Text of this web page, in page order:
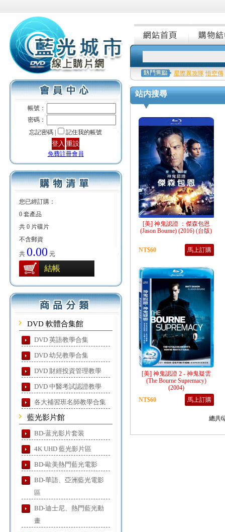
帳號：
密碼：
忘記密碼 |
記住我的帳號
免費註冊會員
您已經訂購：
0 套產品
共 0 片碟片
不含郵資
共 0.00 元
結帳
DVD 軟體合集館
DVD 英語教學合集
DVD 幼兒教學合集
DVD 財經投資管理教學
DVD 中醫考試認證教學
各大補習班名師教學合集
藍光影片館
BD-蓝光影片套装
4K UHD 藍光影片區
BD-歐美熱門藍光電影
BD-華語、亞洲藍光電影
區
BD-迪士尼、熱門藍光動
畫
星際異攻隊 悟空傳
站内搜尋
[美] 神鬼認證 ：傑森包恩
(Jason Bourne) (2016) (台版)
NT$60 馬上訂購
[美] 神鬼認證 2 - 神鬼疑雲
(The Bourne Supremacy)
(2004)
NT$60
馬上訂購
總共